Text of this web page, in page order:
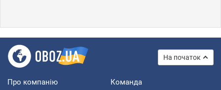
На початок
Про компанію Команда